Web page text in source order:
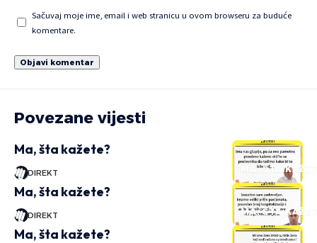
Sačuvaj moje ime, email i web stranicu u ovom browseru za buduće
komentare.
Povezane vijesti
MA, ŠTA
Ma, šta kažete?
DIREKT
MA, ŠTA
Ma, šta kažete?
DIREKT
Ma, šta kažete?